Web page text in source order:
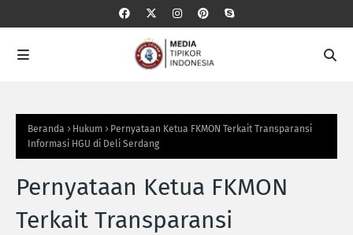
Beranda Hukum
Pernyataan Ketua FKMON Terkait Transparansi
Informasi HGU di Deli Serdang
Pernyataan Ketua FKMON
Terkait Transparansi